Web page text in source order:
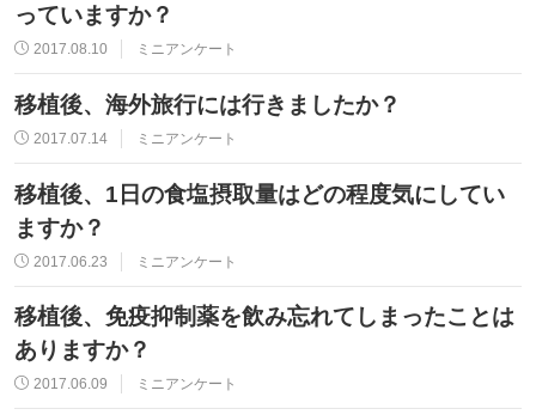
っていますか？
2017.08.10 ミニアンケート
移植後、海外旅行には行きましたか？
2017.07.14 ミニアンケート
移植後、1日の食塩摂取量はどの程度気にしてい
ますか？
2017.06.23 ミニアンケート
移植後、免疫抑制薬を飲み忘れてしまったことは
ありますか？
2017.06.09 ミニアンケート